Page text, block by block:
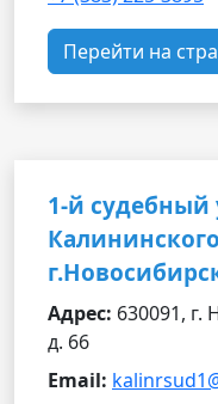
Перейти на
1-й судебный
Адрес: 630091, г.
д. 66
Email: